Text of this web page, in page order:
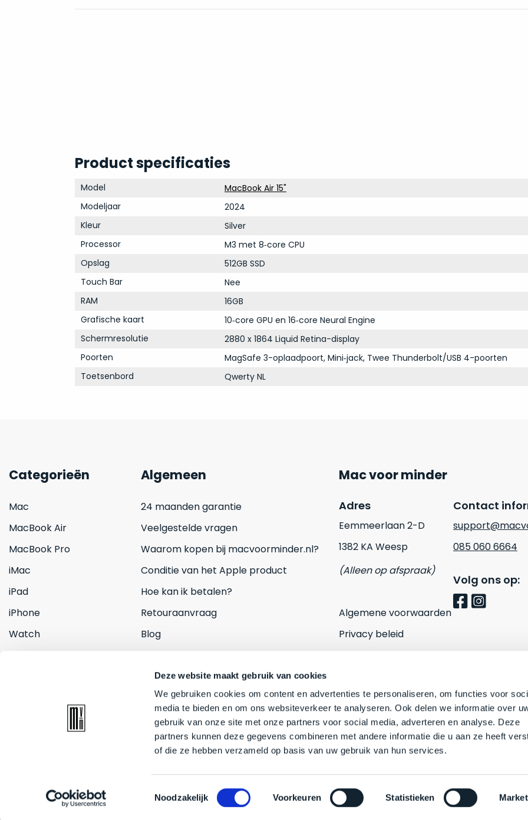
Deze website maakt gebruik van cookies
We gebruiken cookies om content en advertenties te personaliseren, om functies voor
media te bieden en om ons websiteverkeer te analyseren. Ook delen we informatie over
gebruik van onze site met onze partners voor social media, adverteren en analyse. Deze
partners kunnen deze gegevens combineren met andere informatie die u aan ze heeft
of die ze hebben verzameld op basis van uw gebruik van hun services.
Toestemmingsselectie
Noodzakelijk Voorkeuren Statistieken
Product specificaties
Model
MacBook Air 15"
Modeljaar
2024
Kleur
Silver
Processor
M3 met 8‑core CPU
Opslag
512GB SSD
Touch Bar
Nee
RAM
16GB
Grafische kaart
10‑core GPU en 16‑core Neural Engine
Schermresolutie
2880 x 1864 Liquid Retina-display
Poorten
MagSafe 3-oplaadpoort, Mini‑jack, Twee Thunderbolt/USB 4-poorten
Toetsenbord
Qwerty NL
Categorieën
Mac
MacBook Air
MacBook Pro
iMac
iPad
iPhone
Watch
Algemeen
24 maanden garantie
Veelgestelde vragen
Waarom kopen bij macvoorminder.nl?
Conditie van het Apple product
Hoe kan ik betalen?
Retouraanvraag
Blog
Mac voor minder
Adres
Eemmeerlaan 2-D
1382 KA Weesp
(Alleen op afspraak)
Algemene voorwaarden
Privacy beleid
Contact
085 060 6664
Volg ons op:
Mac voor minder is op geen enkele wijze verbonden met Apple. Logo's, merk en productnamen Apple, MacBook, Macintosh zijn eigendom van